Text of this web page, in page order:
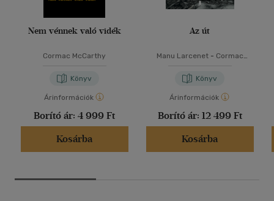
Nem vénnek való vidék
Cormac McCarthy
Könyv
Árinformációk
Borító ár: 4 999 Ft
Kosárba
Az út
Manu Larcenet- Cormac
Könyv
Árinformációk
Borító ár: 12 499 Ft
Kosárba